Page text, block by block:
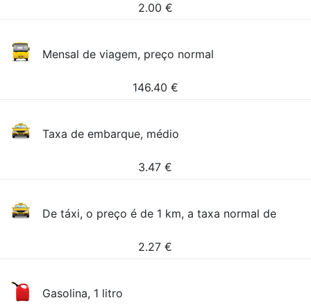
2.00 €
Mensal de viagem, preço normal
146.40 €
Taxa de embarque, médio
3.47 €
De táxi, o preço é de 1 km, a taxa normal de
2.27 €
Gasolina, 1 litro